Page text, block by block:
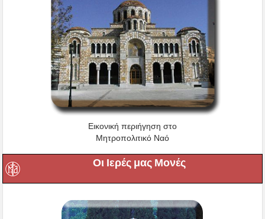
Εικονική περιήγηση στο
Μητροπολιτικό Ναό
Οι Ιερές μας Μονές